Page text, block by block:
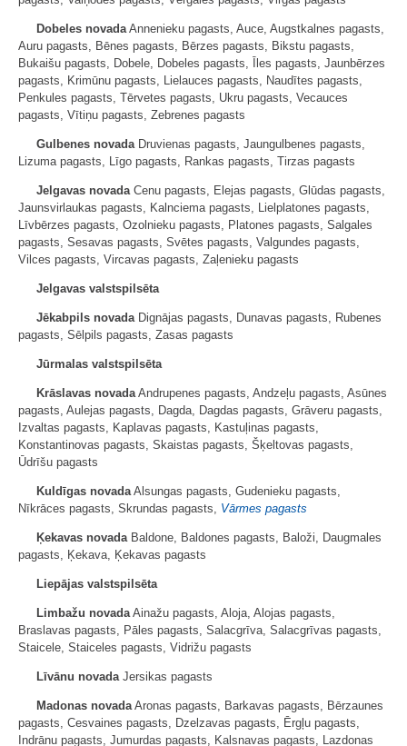
Dobeles novada Annenieku pagasts, Auce, Augstkalnes pagasts,
Auru pagasts, Bēnes pagasts, Bērzes pagasts, Bikstu pagasts,
Bukaišu pagasts, Dobele, Dobeles pagasts, Īles pagasts, Jaunbērzes
pagasts, Krimūnu pagasts, Lielauces pagasts, Naudītes pagasts,
Penkules pagasts, Tērvetes pagasts, Ukru pagasts, Vecauces
pagasts, Vītiņu pagasts, Zebrenes pagasts
Gulbenes novada Druvienas pagasts, Jaungulbenes pagasts,
Lizuma pagasts, Līgo pagasts, Rankas pagasts, Tirzas pagasts
Jelgavas novada Cenu pagasts, Elejas pagasts, Glūdas pagasts,
Jaunsvirlaukas pagasts, Kalnciema pagasts, Lielplatones pagasts,
Līvbērzes pagasts, Ozolnieku pagasts, Platones pagasts, Salgales
pagasts, Sesavas pagasts, Svētes pagasts, Valgundes pagasts,
Vilces pagasts, Vircavas pagasts, Zaļenieku pagasts
Jelgavas valstspilsēta
Jēkabpils novada Dignājas pagasts, Dunavas pagasts, Rubenes
pagasts, Sēlpils pagasts, Zasas pagasts
Jūrmalas valstspilsēta
Krāslavas novada Andrupenes pagasts, Andzeļu pagasts, Asūnes
pagasts, Aulejas pagasts, Dagda, Dagdas pagasts, Grāveru pagasts,
Izvaltas pagasts, Kaplavas pagasts, Kastuļinas pagasts,
Konstantinovas pagasts, Skaistas pagasts, Šķeltovas pagasts,
Ūdrīšu pagasts
Kuldīgas novada Alsungas pagasts, Gudenieku pagasts,
Nīkrāces pagasts, Skrundas pagasts, Vārmes pagasts
Ķekavas novada Baldone, Baldones pagasts, Baloži, Daugmales
pagasts, Ķekava, Ķekavas pagasts
Liepājas valstspilsēta
Limbažu novada Ainažu pagasts, Aloja, Alojas pagasts,
Braslavas pagasts, Pāles pagasts, Salacgrīva, Salacgrīvas pagasts,
Staicele, Staiceles pagasts, Vidrižu pagasts
Līvānu novada Jersikas pagasts
Madonas novada Aronas pagasts, Barkavas pagasts, Bērzaunes
pagasts, Cesvaines pagasts, Dzelzavas pagasts, Ērgļu pagasts,
Indrānu pagasts, Jumurdas pagasts, Kalsnavas pagasts, Lazdonas